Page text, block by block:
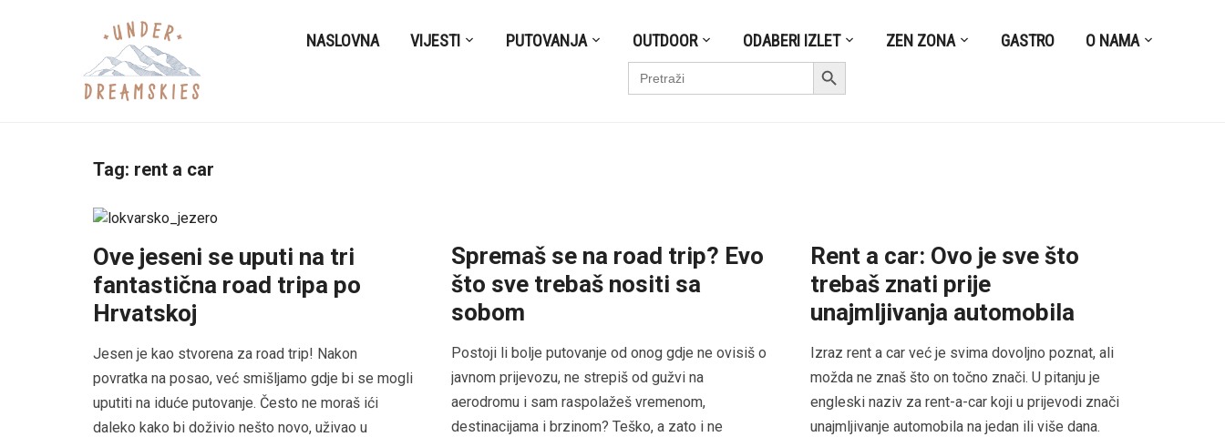
NASLOVNA VIJESTI PUTOVANJA OUTDOOR ODABERI IZLET ZEN ZONA GASTRO O NAMA
Search
for:
Search Button
Tag: rent a car
Ove jeseni se uputi na tri
fantastična road tripa po
Hrvatskoj
Jesen je kao stvorena za road trip! Nakon
povratka na posao, već smišljamo gdje bi se mogli
uputiti na iduće putovanje. Često ne moraš ići
daleko kako bi doživio nešto novo, uživao u
Spremaš se na road trip? Evo
što sve trebaš nositi sa
sobom
Postoji li bolje putovanje od onog gdje ne ovisiš o
javnom prijevozu, ne strepiš od gužvi na
aerodromu i sam raspolažeš vremenom,
destinacijama i brzinom? Teško, a zato i ne
Rent a car: Ovo je sve što
trebaš znati prije
unajmljivanja automobila
Izraz rent a car već je svima dovoljno poznat, ali
možda ne znaš što on točno znači. U pitanju je
engleski naziv za rent-a-car koji u prijevodi znači
unajmljivanje automobila na jedan ili više dana.